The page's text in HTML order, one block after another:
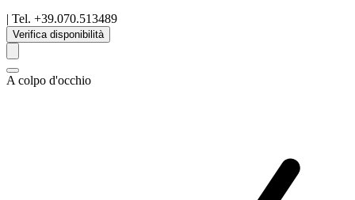
| Tel. +39.070.513489
Verifica disponibilità
A colpo d'occhio